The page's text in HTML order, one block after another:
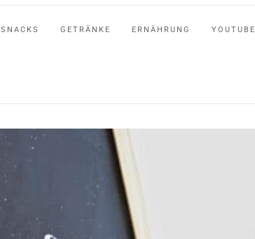
SNACKS GETRÄNKE ERNÄHRUNG YOUTUBE